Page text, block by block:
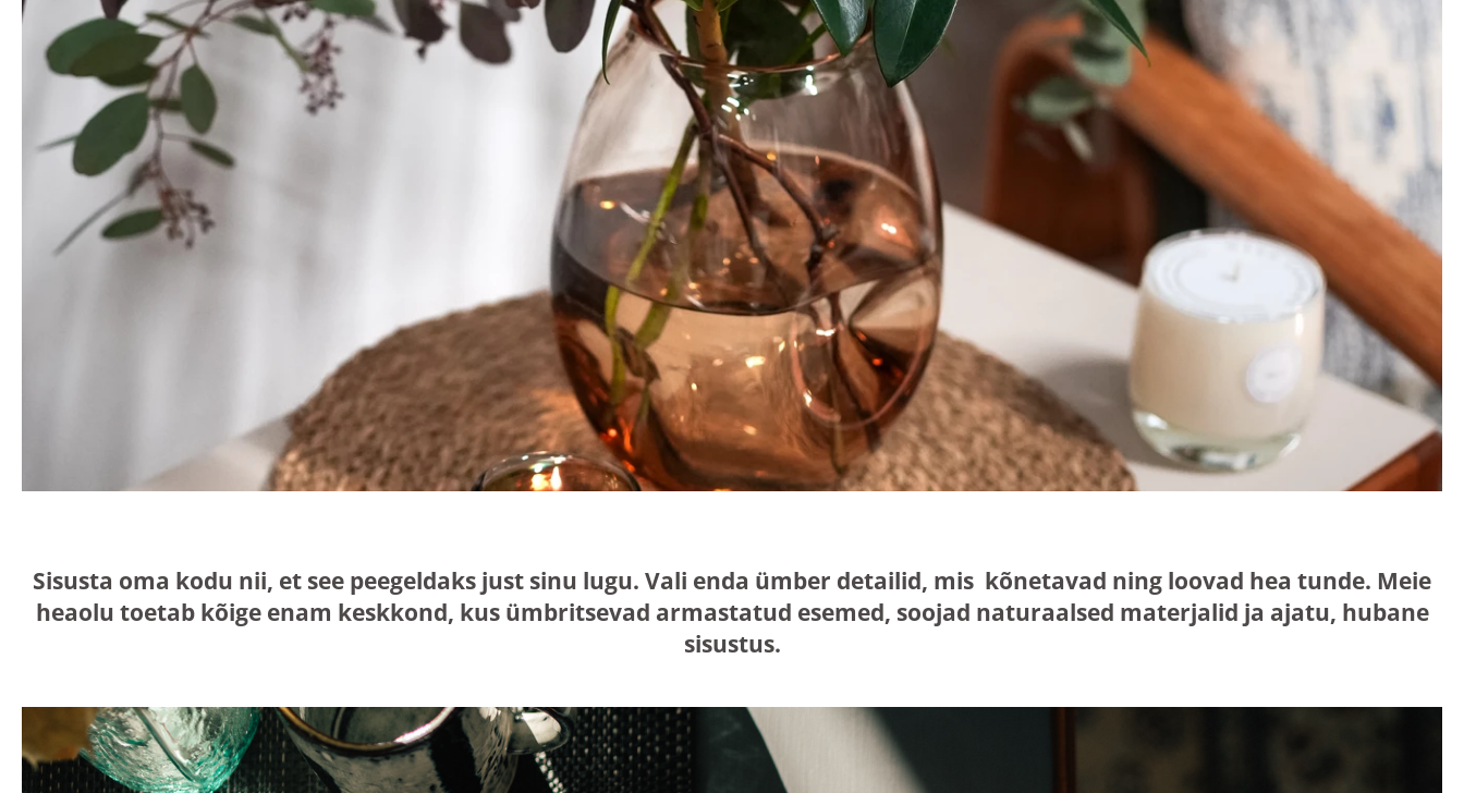
Sisusta oma kodu nii, et see peegeldaks just sinu lugu. Vali enda ümber detailid, mis kõnetavad ning loovad hea tunde. Meie
heaolu toetab kõige enam keskkond, kus ümbritsevad armastatud esemed, soojad naturaalsed materjalid ja ajatu, hubane
sisustus.